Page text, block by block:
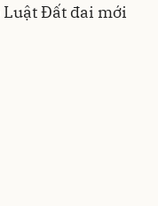
Đất đai mới